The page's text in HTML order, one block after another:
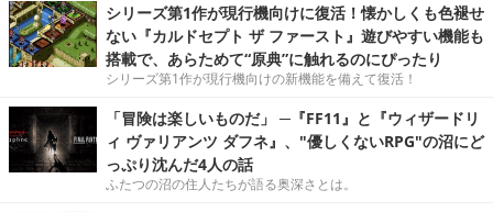
シリーズ第1作が現行機向けに復活！懐かしくも色褪せ
ない『カルドセプト ザ ファースト』遊びやすい機能も
搭載で、あらためて“原典”に触れるのにぴったり
シリーズ第1作が現行機向けの新機能を備えて復活！
「冒険は楽しいものだ」 ─『FF11』と『ウィザードリ
ィ ヴァリアンツ ダフネ』、"優しくないRPG"の沼にど
っぷり沈んだ4人の話
ふたつの沼の住人たちが語る奥深さとは。